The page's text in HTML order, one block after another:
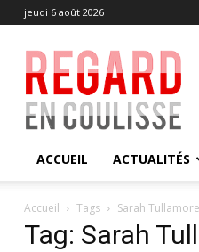
jeudi 6 août 2026
Regard
en
Coulisse
ACCUEIL ACTUALITÉS
Accueil Tags Sarah Tullamore
Tag: Sarah